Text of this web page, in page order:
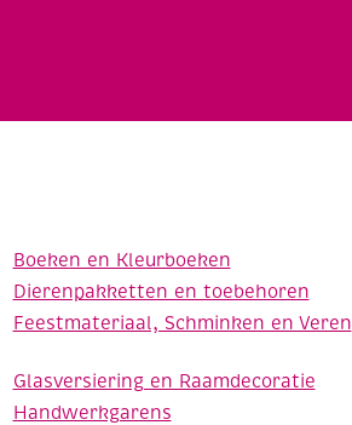
Boeken en Kleurboeken
Dierenpakketten en toebehoren
Feestmateriaal, Schminken en Veren
Glasversiering en Raamdecoratie
Handwerkgarens